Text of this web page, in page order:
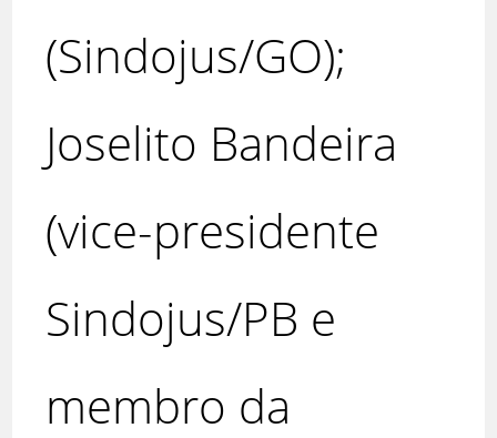
(Sindojus/GO);
Joselito Bandeira
(vice-presidente
Sindojus/PB e
membro da